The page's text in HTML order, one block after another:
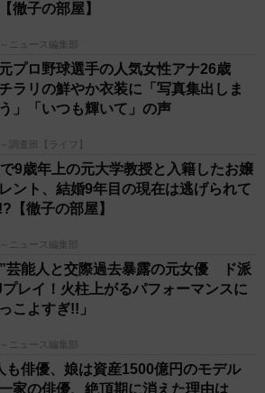
徹子の部屋】
ニュース編集部
プロ野球選手の人気女性アナ26歳
ラリの鮮やか衣装に「写真集出しま
」「いつも輝いて」の声
調査班【ライフ】
9歳年上の元大学教授と入籍したお嬢
ント、結婚9年目の現在は逃げられて
【徹子の部屋】
ニュース編集部
芸能人と交際過去暴露の元女優 ド派
レイ！火柱上がるパフォーマンスに
こよすぎ!!」
ニュース編集部
も俳優、娘は資産1500億円のモデル
家の俳優、絶頂期に消えた理由は